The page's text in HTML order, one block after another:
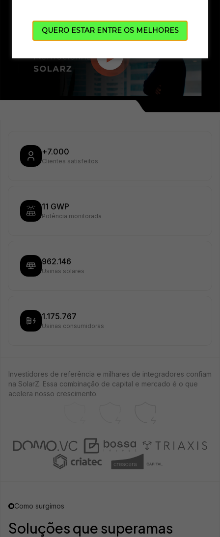
QUERO ESTAR ENTRE OS MELHORES
+7.000
Clientes satisfeitos
11 GWP
Potência monitorada
962.146
Usinas solares
1.175.767
Usinas consumidoras
Investidores de referência e milhares de integradores confiam
na SolarZ. Essa combinação de capital e mercado é o que
acelera nosso crescimento.
Como surgimos
Soluções que superamas